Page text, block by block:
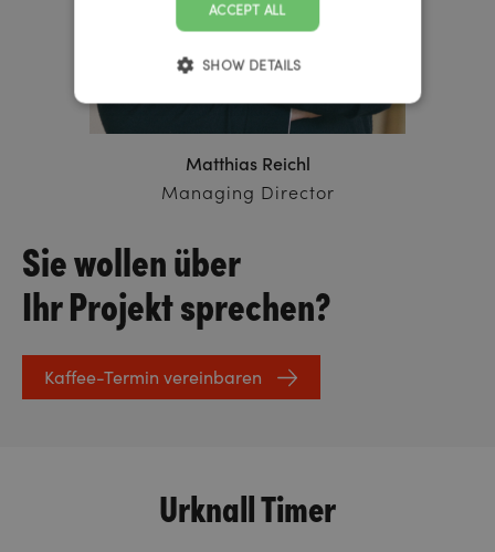
Sie wollen über
Ihr Projekt sprechen?
Kaffee-Termin vereinbaren
Matthias Reichl
Managing Director
Urknall Timer
ACCEPT ALL
SHOW DETAILS